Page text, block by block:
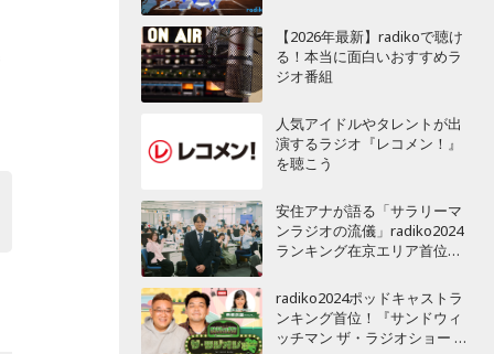
【2026年最新】radikoで聴け
る！本当に面白いおすすめラ
ジオ番組
人気アイドルやタレントが出
演するラジオ『レコメン！』
を聴こう
安住アナが語る「サラリーマ
ンラジオの流儀」radiko2024
ランキング在京エリア首位
曜天国』インタビュー
radiko2024ポッドキャストラ
ンキング首位！『サンドウィ
ッチマン ザ・ラジオショー サ